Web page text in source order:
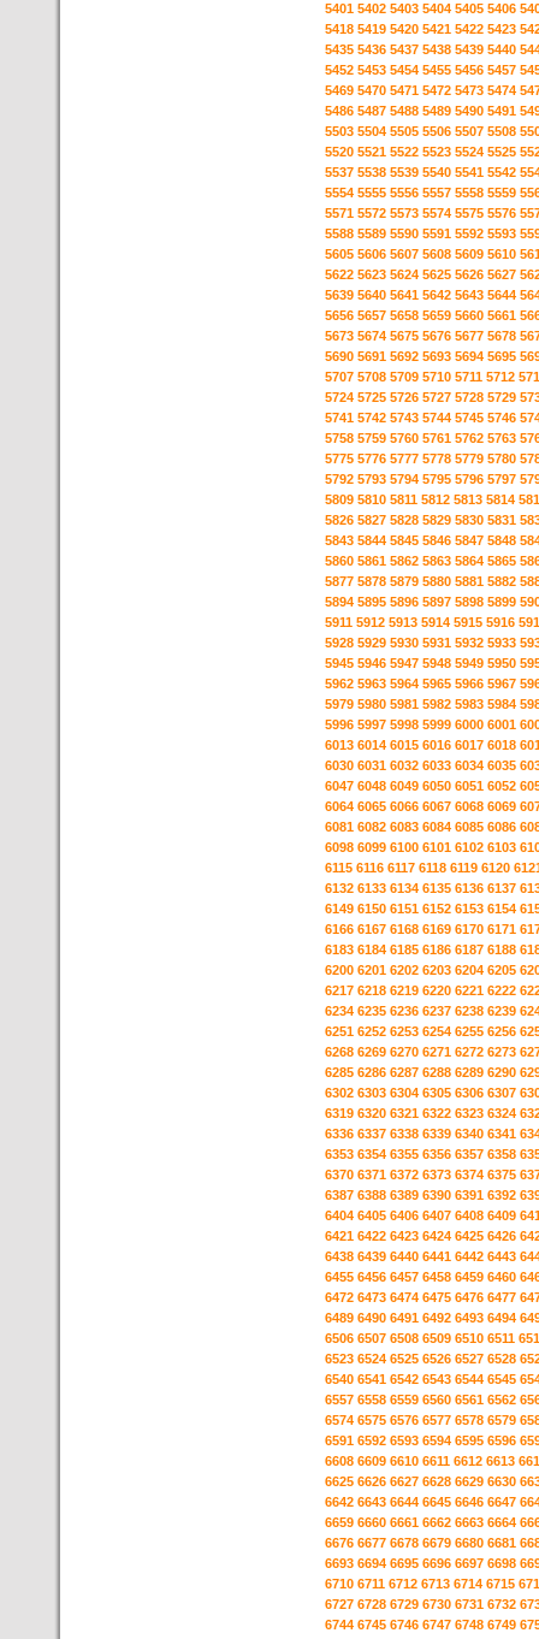
5401 5402 5403 5404 5405 5406
5418 5419 5420 5421 5422 5423
5435 5436 5437 5438 5439 5440
5452 5453 5454 5455 5456 5457
5469 5470 5471 5472 5473 5474
5486 5487 5488 5489 5490 5491
5503 5504 5505 5506 5507 5508
5520 5521 5522 5523 5524 5525
5537 5538 5539 5540 5541 5542
5554 5555 5556 5557 5558 5559
5571 5572 5573 5574 5575 5576
5588 5589 5590 5591 5592 5593
5605 5606 5607 5608 5609 5610
5622 5623 5624 5625 5626 5627
5639 5640 5641 5642 5643 5644
5656 5657 5658 5659 5660 5661
5673 5674 5675 5676 5677 5678
5690 5691 5692 5693 5694 5695
5707 5708 5709 5710 5711 5712
5724 5725 5726 5727 5728 5729
5741 5742 5743 5744 5745 5746
5758 5759 5760 5761 5762 5763
5775 5776 5777 5778 5779 5780
5792 5793 5794 5795 5796 5797
5809 5810 5811 5812 5813 5814
5826 5827 5828 5829 5830 5831
5843 5844 5845 5846 5847 5848
5860 5861 5862 5863 5864 5865
5877 5878 5879 5880 5881 5882
5894 5895 5896 5897 5898 5899
5911 5912 5913 5914 5915 5916
5928 5929 5930 5931 5932 5933
5945 5946 5947 5948 5949 5950
5962 5963 5964 5965 5966 5967
5979 5980 5981 5982 5983 5984
5996 5997 5998 5999 6000 6001
6013 6014 6015 6016 6017 6018
6030 6031 6032 6033 6034 6035
6047 6048 6049 6050 6051 6052
6064 6065 6066 6067 6068 6069
6081 6082 6083 6084 6085 6086
6098 6099 6100 6101 6102 6103
6115 6116 6117 6118 6119 6120
6132 6133 6134 6135 6136 6137
6149 6150 6151 6152 6153 6154
6166 6167 6168 6169 6170 6171
6183 6184 6185 6186 6187 6188
6200 6201 6202 6203 6204 6205
6217 6218 6219 6220 6221 6222
6234 6235 6236 6237 6238 6239
6251 6252 6253 6254 6255 6256
6268 6269 6270 6271 6272 6273
6285 6286 6287 6288 6289 6290
6302 6303 6304 6305 6306 6307
6319 6320 6321 6322 6323 6324
6336 6337 6338 6339 6340 6341
6353 6354 6355 6356 6357 6358
6370 6371 6372 6373 6374 6375
6387 6388 6389 6390 6391 6392
6404 6405 6406 6407 6408 6409
6421 6422 6423 6424 6425 6426
6438 6439 6440 6441 6442 6443
6455 6456 6457 6458 6459 6460
6472 6473 6474 6475 6476 6477
6489 6490 6491 6492 6493 6494
6506 6507 6508 6509 6510 6511
6523 6524 6525 6526 6527 6528
6540 6541 6542 6543 6544 6545
6557 6558 6559 6560 6561 6562
6574 6575 6576 6577 6578 6579
6591 6592 6593 6594 6595 6596
6608 6609 6610 6611 6612 6613
6625 6626 6627 6628 6629 6630
6642 6643 6644 6645 6646 6647
6659 6660 6661 6662 6663 6664
6676 6677 6678 6679 6680 6681
6693 6694 6695 6696 6697 6698
6710 6711 6712 6713 6714 6715
6727 6728 6729 6730 6731 6732
6744 6745 6746 6747 6748 6749